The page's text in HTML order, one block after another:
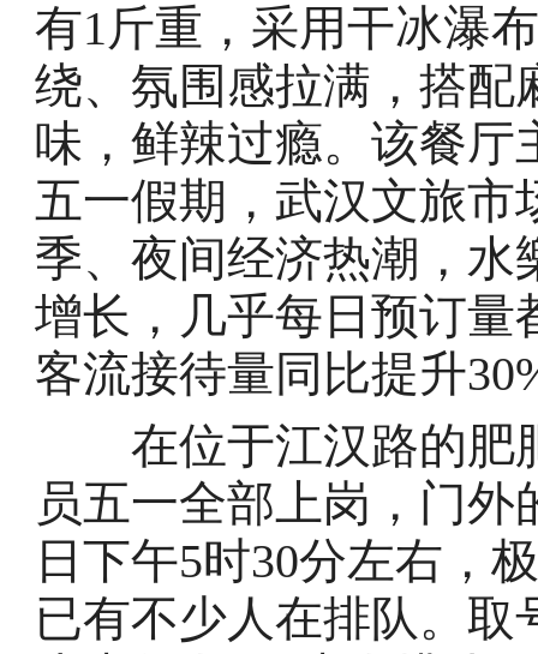
有1斤重，采用干冰瀑
绕、氛围感拉满，搭配
味，鲜辣过瘾。该餐厅
五一假期，武汉文旅市
季、夜间经济热潮，水
增长，几乎每日预订量
客流接待量同比提升
在位于江汉路的肥
员五一全部上岗，门
日下午5时30分左右，
已有不少人在排队。取